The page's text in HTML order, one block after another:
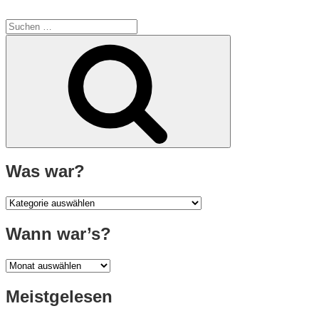
Musterman,
Herrn
Suche
Was war?
Was
Wann war’s?
Wann
Meistgelesen